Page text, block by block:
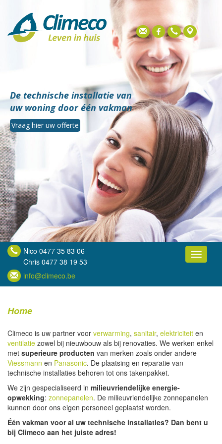
De technische installatie van
uw woning door één vakman
Vraag hier uw offerte
Nico 0477 35 83 06
Chris 0477 38 19 53
info@climeco.be
Toggle
Home
Climeco is uw partner voor verwarming, sanitair, elektriciteit en
ventilatie zowel bij nieuwbouw als bij renovaties. We werken enkel
met superieure producten van merken zoals onder andere
Viessmann en Panasonic. De plaatsing en reparatie van
technische installaties behoren tot ons takenpakket.
We zijn gespecialiseerd in milieuvriendelijke energie-
opwekking: zonnepanelen. De milieuvriendelijke zonnepanelen
kunnen door ons eigen personeel geplaatst worden.
Één vakman voor al uw technische installaties? Dan bent u
bij Climeco aan het juiste adres!